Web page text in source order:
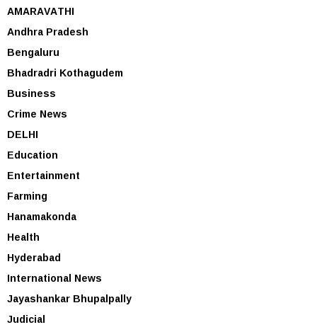
AMARAVATHI
Andhra Pradesh
Bengaluru
Bhadradri Kothagudem
Business
Crime News
DELHI
Education
Entertainment
Farming
Hanamakonda
Health
Hyderabad
International News
Jayashankar Bhupalpally
Judicial